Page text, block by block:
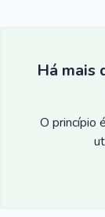
Há mais
O princípio